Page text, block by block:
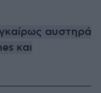
αυστηρά
και